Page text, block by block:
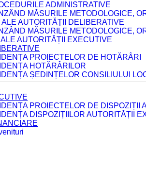
ADMINISTRATIVE
MĂSURILE METODOLOGICE,
AUTORITĂȚII DELIBERATIVE
MĂSURILE METODOLOGICE,
AUTORITĂȚII EXECUTIVE
PROIECTELOR DE HOTĂRÂRI
HOTĂRÂRILOR
ȘEDINȚELOR CONSILIULUI
PROIECTELOR DE DISPOZIȚII
DISPOZIȚIILOR AUTORITĂȚII